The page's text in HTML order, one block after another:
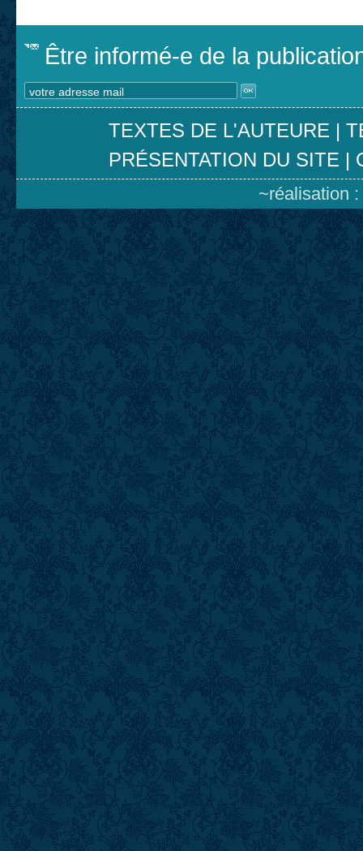
Être informé-e de la
TEXTES DE L'AUTEURE |
PRÉSENTATION DU SITE |
~réalisation